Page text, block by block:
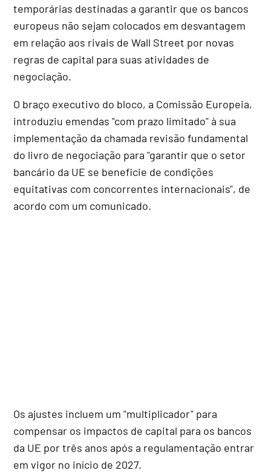
temporárias destinadas a garantir que os bancos
europeus não sejam colocados em desvantagem
em relação aos rivais de Wall Street por novas
regras de capital para suas atividades de
negociação.
O braço executivo do bloco, a Comissão Europeia,
introduziu emendas "com prazo limitado" à sua
implementação da chamada revisão fundamental
do livro de negociação para "garantir que o setor
bancário da UE se beneficie de condições
equitativas com concorrentes internacionais", de
acordo com um comunicado.
Os ajustes incluem um "multiplicador" para
compensar os impactos de capital para os bancos
da UE por três anos após a regulamentação entrar
em vigor no início de 2027.